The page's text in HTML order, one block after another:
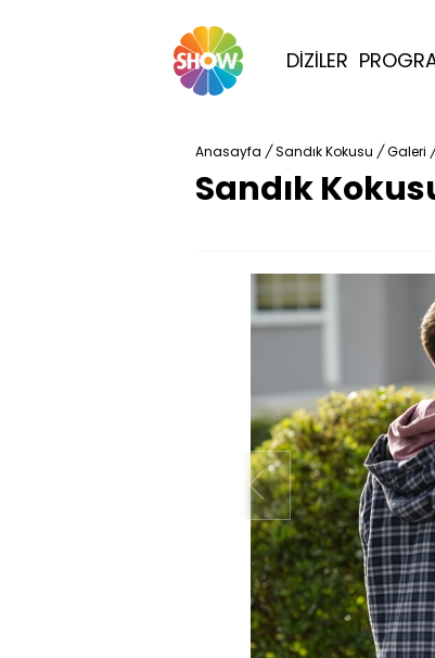
DİZİLER
Anasayfa / Sandık Kokusu / Galeri /
Sandık